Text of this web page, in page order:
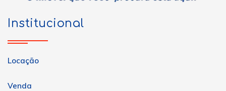
Institucional
Locação
Venda